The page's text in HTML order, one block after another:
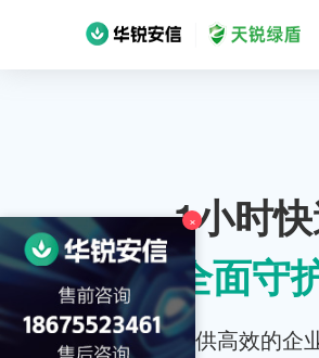
1小时
全面守
提供高效的企
×